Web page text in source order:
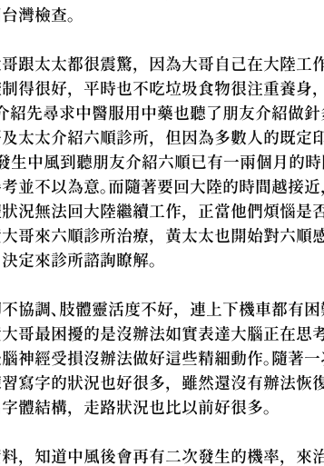
灣檢查。
跟太太都很震驚，因為大哥自己在大陸工
得很好，平時也不吃垃圾食物很注重養身
紹先尋求中醫服用中藥也聽了朋友介紹做
太太介紹六順診所，但因為多數人的既定
生中風到聽朋友介紹六順已有一兩個月的
並不以為意。而隨著要回大陸的時間越接
況無法回大陸繼續工作，正當他們煩惱是
哥來六順診所治療，黃太太也開始對六順
定來診所諮詢瞭解。
協調、肢體靈活度不好，連上下機車都有
哥最困擾的是沒辦法如實表達大腦正在思
神經受損沒辦法做好這些精細動作。隨著
寫字的狀況也好很多，雖然還沒有辦法恢
體結構，走路狀況也比以前好很多。
，知道中風後會再有二次發生的機率，來